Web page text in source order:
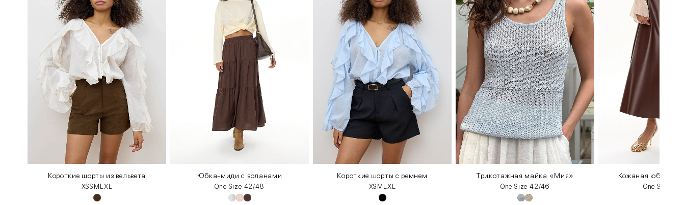
Короткие шорты из вельвета
XSS M LXL
Юбка-миди с воланами
One Size 42/48
Короткие шорты с ремнем
XS M LXL
Трикотажная майка «Мия»
One Size 42/46
Кожаная юбка с
One Size